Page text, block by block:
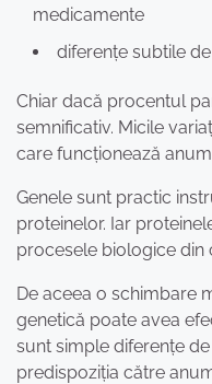
medicamente
diferențe subtile
Chiar dacă procentul
semnificativ. Micile
care funcționează
Genele sunt practic
proteinelor. Iar
procesele biologice din
De aceea o schimbare
genetică poate avea
sunt simple diferențe
predispoziția către